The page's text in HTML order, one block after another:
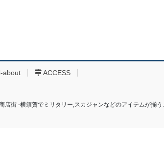
about ACCESS
店街 ‐横須賀でミリタリー,スカジャンなどのアイテムが揃